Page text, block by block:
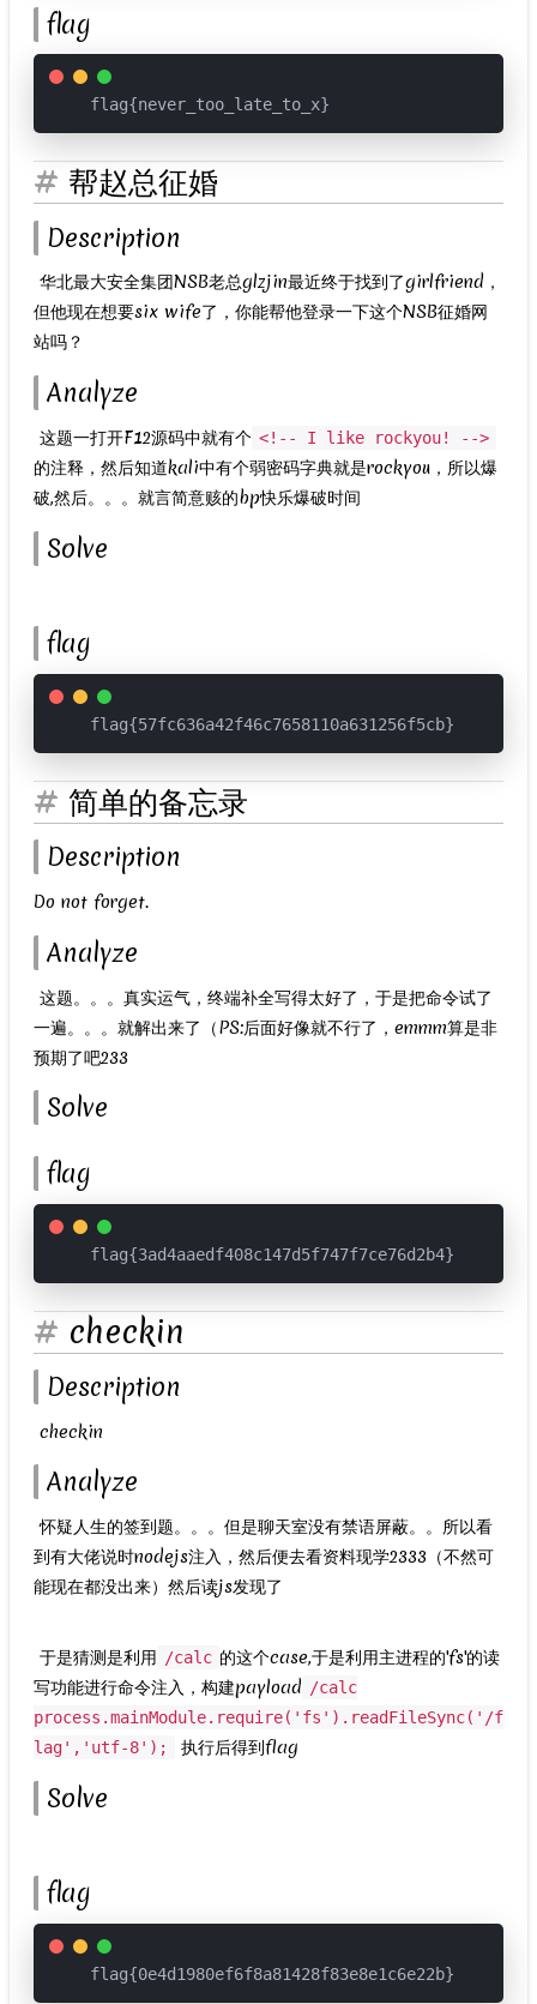
flag
flag{never_too_late_to_x}
帮赵总征婚
Description
​ 华北最大安全集团NSB老总glzjin最近终于找到了girlfriend，
但他现在想要six wife了，你能帮他登录一下这个NSB征婚网
站吗？
Analyze
​ 这题一打开F12源码中就有个 <!-- I like rockyou! -->
的注释，然后知道kali中有个弱密码字典就是rockyou，所以爆
破,然后。。。就言简意赅的bp快乐爆破时间
Solve
flag
flag{57fc636a42f46c7658110a631256f5cb}
简单的备忘录
Description
Do not forget.
Analyze
​ 这题。。。真实运气，终端补全写得太好了，于是把命令试了
一遍。。。就解出来了（PS:后面好像就不行了，emmm算是非
预期了吧233
Solve
flag
flag{3ad4aaedf408c147d5f747f7ce76d2b4}
checkin
Description
​ checkin
Analyze
​ 怀疑人生的签到题。。。但是聊天室没有禁语屏蔽。。所以看
到有大佬说时nodejs注入，然后便去看资料现学2333（不然可
能现在都没出来）然后读js发现了
​ 于是猜测是利用 /calc 的这个case,于是利用主进程的'fs'的读
写功能进行命令注入，构建payload /calc
process.mainModule.require('fs').readFileSync('/f
lag','utf-8');
执行后得到flag
Solve
flag
flag{0e4d1980ef6f8a81428f83e8e1c6e22b}